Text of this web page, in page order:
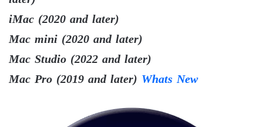
iMac (2020 and later)
Mac mini (2020 and later)
Mac Studio (2022 and later)
Mac Pro (2019 and later) Whats New